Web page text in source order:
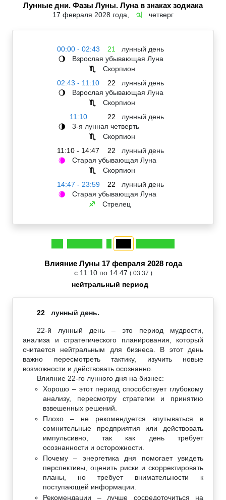
Лунные дни. Фазы Луны. Луна в знаках зодиака
17 февраля 2028 года, ♃ четверг
00:00 - 02:43 21 лунный день
🌖 Взрослая убывающая Луна
♏
Скорпион
02:43 - 11:10
22 лунный день
🌖 Взрослая убывающая Луна
♏
Скорпион
11:10
22 лунный день
🌗 3-я лунная четверть
♏
Скорпион
11:10 - 14:47
22 лунный день
🌘 Старая убывающая Луна
♏
Скорпион
14:47 - 23:59
22 лунный день
🌘 Старая убывающая Луна
♐ Стрелец
Влияние Луны 17 февраля 2028 года
с 11:10 по 14:47 ( 03:37 )
нейтральный период
22 лунный день.
22-й лунный день – это период мудрости,
анализа и стратегического планирования, который
считается нейтральным для бизнеса. В этот день
важно пересмотреть тактику, изучить новые
возможности и действовать осознанно.
Влияние 22-го лунного дня на бизнес:
Хорошо – этот период способствует глубокому
анализу, пересмотру стратегии и принятию
взвешенных решений.
Плохо – не рекомендуется впутываться в
сомнительные предприятия или действовать
импульсивно, так как день требует
осознанности и осторожности.
Почему – энергетика дня помогает увидеть
перспективы, оценить риски и скорректировать
планы, но требует внимательности к
поступающей информации.
Рекомендации – лучше сосредоточиться на